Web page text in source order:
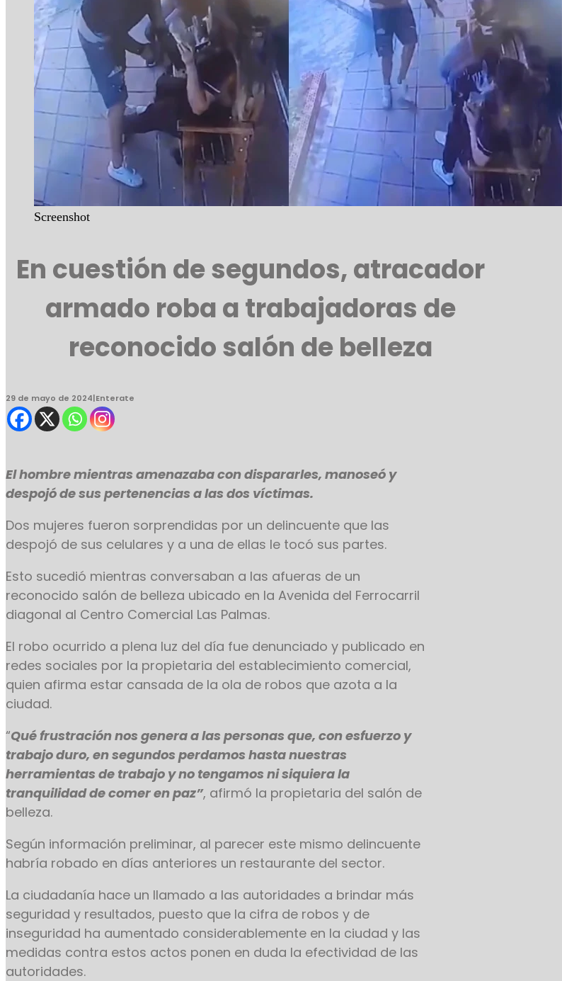
Screenshot
En cuestión de segundos, atracador
armado roba a trabajadoras de
reconocido salón de belleza
29 de mayo de 2024|Enterate
El hombre mientras amenazaba con dispararles, manoseó y
despojó de sus pertenencias a las dos víctimas.
Dos mujeres fueron sorprendidas por un delincuente que las
despojó de sus celulares y a una de ellas le tocó sus partes.
Esto sucedió mientras conversaban a las afueras de un
reconocido salón de belleza ubicado en la Avenida del Ferrocarril
diagonal al Centro Comercial Las Palmas.
El robo ocurrido a plena luz del día fue denunciado y publicado en
redes sociales por la propietaria del establecimiento comercial,
quien afirma estar cansada de la ola de robos que azota a la
ciudad.
“Qué frustración nos genera a las personas que, con esfuerzo y
trabajo duro, en segundos perdamos hasta nuestras
herramientas de trabajo y no tengamos ni siquiera la
tranquilidad de comer en paz”, afirmó la propietaria del salón de
belleza.
Según información preliminar, al parecer este mismo delincuente
habría robado en días anteriores un restaurante del sector.
La ciudadanía hace un llamado a las autoridades a brindar más
seguridad y resultados, puesto que la cifra de robos y de
inseguridad ha aumentado considerablemente en la ciudad y las
medidas contra estos actos ponen en duda la efectividad de las
autoridades.